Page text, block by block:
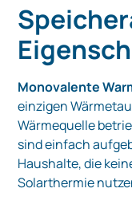
Monovalente
einzigen
Wärmequelle
sind einfach
Haushalte, die
Solarthermie